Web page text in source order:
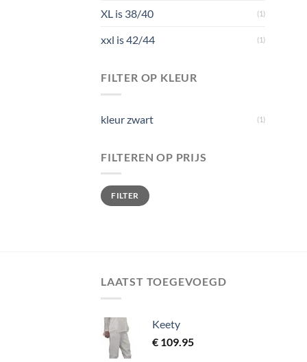
XL is 38/40 (1)
xxl is 42/44 (1)
FILTER OP KLEUR
kleur zwart (1)
FILTEREN OP PRIJS
Min. prijs
Max. prijs
FILTER
LAATST TOEGEVOEGD
Keety
€ 109.95